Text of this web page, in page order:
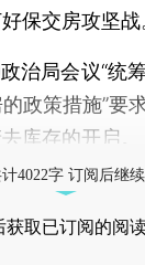
保交房攻坚战
局会议“统
政策措施”要
库存的开启。
4022字 订阅后继
获取已订阅的阅